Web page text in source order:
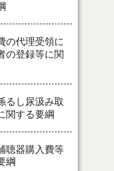
の代理受領に
の登録等に関
るし尿汲み取
関する要綱
聴器購入費等
綱